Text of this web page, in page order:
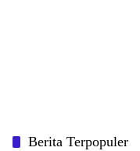
Berita Terpopuler